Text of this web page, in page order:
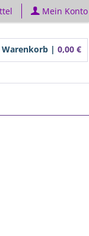
Mein Konto
Warenkorb | 0,00 €